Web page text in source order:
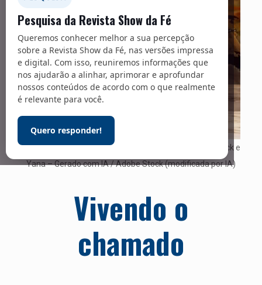
Pesquisa da Revista Show da Fé
Queremos conhecer melhor a sua percepção
sobre a Revista Show da Fé, nas versões impressa
e digital. Com isso, reuniremos informações que
nos ajudarão a alinhar, aprimorar e aprofundar
nossos conteúdos de acordo com o que realmente
é relevante para você.
Quero responder!
Foto: Arte sobre fotos de Monkey Business / Adobe Stock e
Yana – Gerado com IA / Adobe Stock (modificada por IA)
Vivendo o
chamado